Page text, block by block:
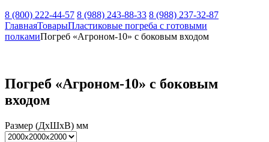
8 (800) 222-44-57 8 (988) 243-88-33 8 (988) 237-32-87
ГлавнаяТоварыПластиковые погреба с готовыми
полкамиПогреб «Агроном-10» с боковым входом
Погреб «Агроном-10» с боковым
входом
Размер (ДхШхВ) мм